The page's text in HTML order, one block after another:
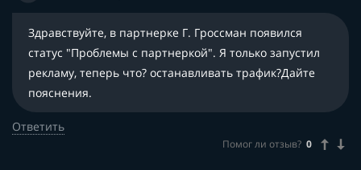
Здравствуйте, в партнерке Г. Гроссман появился
статус "Проблемы с партнеркой". Я только запустил
рекламу, теперь что? останавливать трафик?Дайте
пояснения.
Ответить
Помог ли отзыв? 0